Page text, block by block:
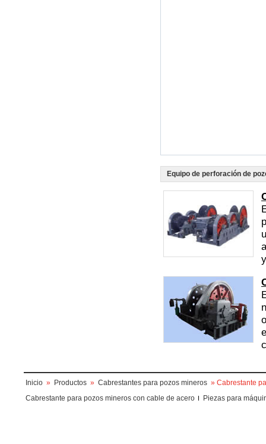
Equipo de perforación de
Inicio » Productos » Cabrestantes para pozos mineros » Cabrestante
Cabrestante para pozos mineros con cable de acero
Piezas para